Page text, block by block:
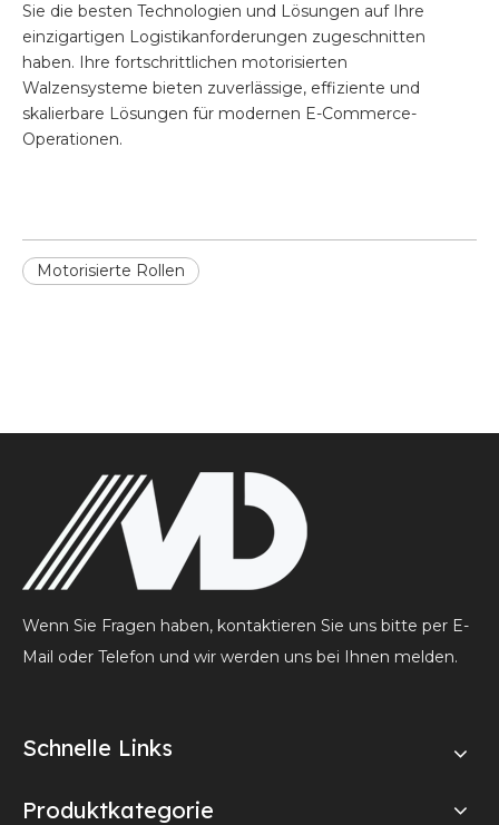
Sie die besten Technologien und Lösungen auf Ihre
einzigartigen Logistikanforderungen zugeschnitten
haben. Ihre fortschrittlichen motorisierten
Walzensysteme bieten zuverlässige, effiziente und
skalierbare Lösungen für modernen E-Commerce-
Operationen.
Motorisierte Rollen
Wenn Sie Fragen haben, kontaktieren Sie uns bitte per E-
Mail oder Telefon und wir werden uns bei Ihnen melden.
Schnelle Links
Produktkategorie